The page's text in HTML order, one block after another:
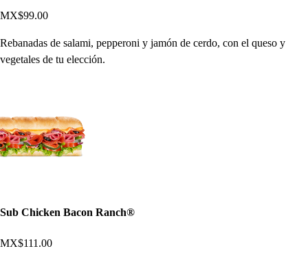
MX$99.00
Rebanadas de salami, pepperoni y jamón de cerdo, con el queso y
vegetales de tu elección.
Sub Chicken Bacon Ranch®
MX$111.00